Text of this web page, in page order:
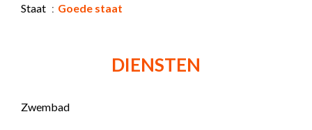
Staat Goede staat
DIENSTEN
Zwembad